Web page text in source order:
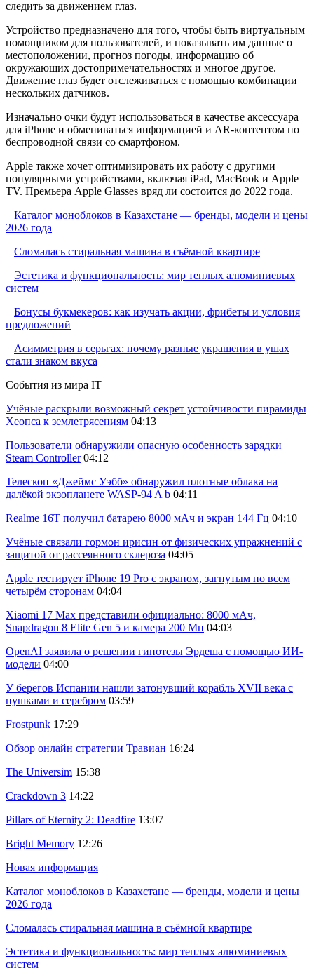
следить за движением глаз.
Устройство предназначено для того, чтобы быть виртуальным
помощником для пользователей, и показывать им данные о
местоположении, прогноз погоды, информацию об
окружающих достопримечательностях и многое другое.
Движение глаз будет отслеживаться с помощью комбинации
нескольких датчиков.
Изначально очки будут использоваться в качестве аксессуара
для iPhone и обмениваться информацией и AR-контентом по
беспроводной связи со смартфоном.
Apple также хочет оптимизировать их работу с другими
популярными устройствами, включая iPad, MacBook и Apple
TV. Премьера Apple Glasses вряд ли состоится до 2022 года.
Каталог моноблоков в Казахстане — бренды, модели и цены
2026 года
Сломалась стиральная машина в съёмной квартире
Эстетика и функциональность: мир теплых алюминиевых
систем
Бонусы букмекеров: как изучать акции, фрибеты и условия
предложений
Асимметрия в серьгах: почему разные украшения в ушах
стали знаком вкуса
События из мира IT
Учёные раскрыли возможный секрет устойчивости пирамиды
Хеопса к землетрясениям 04:13
Пользователи обнаружили опасную особенность зарядки
Steam Controller 04:12
Телескоп «Джеймс Уэбб» обнаружил плотные облака на
далёкой экзопланете WASP-94 A b 04:11
Realme 16T получил батарею 8000 мАч и экран 144 Гц 04:10
Учёные связали гормон ирисин от физических упражнений с
защитой от рассеянного склероза 04:05
Apple тестирует iPhone 19 Pro с экраном, загнутым по всем
четырём сторонам 04:04
Xiaomi 17 Max представили официально: 8000 мАч,
Snapdragon 8 Elite Gen 5 и камера 200 Мп 04:03
OpenAI заявила о решении гипотезы Эрдеша с помощью ИИ-
модели 04:00
У берегов Испании нашли затонувший корабль XVII века с
пушками и серебром 03:59
Frostpunk 17:29
Обзор онлайн стратегии Травиан 16:24
The Universim 15:38
Crackdown 3 14:22
Pillars of Eternity 2: Deadfire 13:07
Bright Memory 12:26
Новая информация
Каталог моноблоков в Казахстане — бренды, модели и цены
2026 года
Сломалась стиральная машина в съёмной квартире
Эстетика и функциональность: мир теплых алюминиевых
систем